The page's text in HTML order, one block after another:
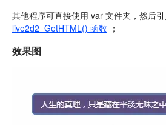
其他程序可直接使用 var 文件夹，然后
live2d2_GetHTML() 函数 ；
效果图